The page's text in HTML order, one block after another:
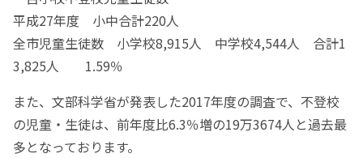
平成27年度 小中合計220人
全市児童生徒数 小学校8,915人 中学校4,544人 合計1
3,825人 1.59％
また、文部科学省が発表した2017年度の調査で、不登校
の児童・生徒は、前年度比6.3％増の19万3674人と過去最
多となっております。